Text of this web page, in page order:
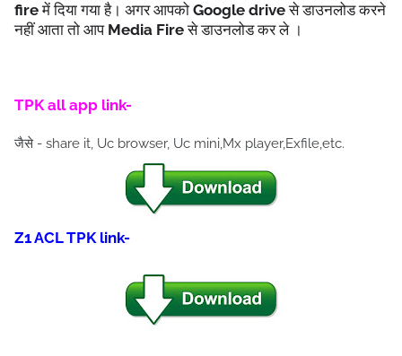
fireमें दिया गया है। अगर आपको Google driveसे डाउनलोड करने
नहीं आता तो आपMedia Fireसे डाउनलोड कर ले ।
TPK all app link-
जैसे - share it, Uc browser, Uc mini,Mx player,Exfile,etc.
Z1 ACL TPK link-